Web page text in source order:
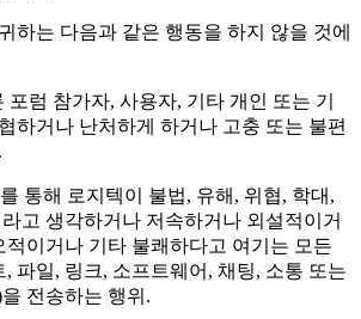
하는 다음과 같은 행동을 하지 않을 것에
포럼 참가자, 사용자, 기타 개인 또는 기
하거나 난처하게 하거나 고충 또는 불편
통해 로지텍이 불법, 유해, 위협, 학대,
고 생각하거나 저속하거나 외설적이거
적이거나 기타 불쾌하다고 여기는 모든
파일, 링크, 소프트웨어, 채팅, 소통 또는
전송하는 행위.